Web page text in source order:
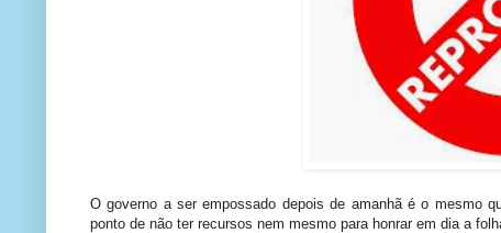
O governo a ser empossado depois de amanhã é o mesmo
ponto de não ter recursos nem mesmo para honrar em dia a